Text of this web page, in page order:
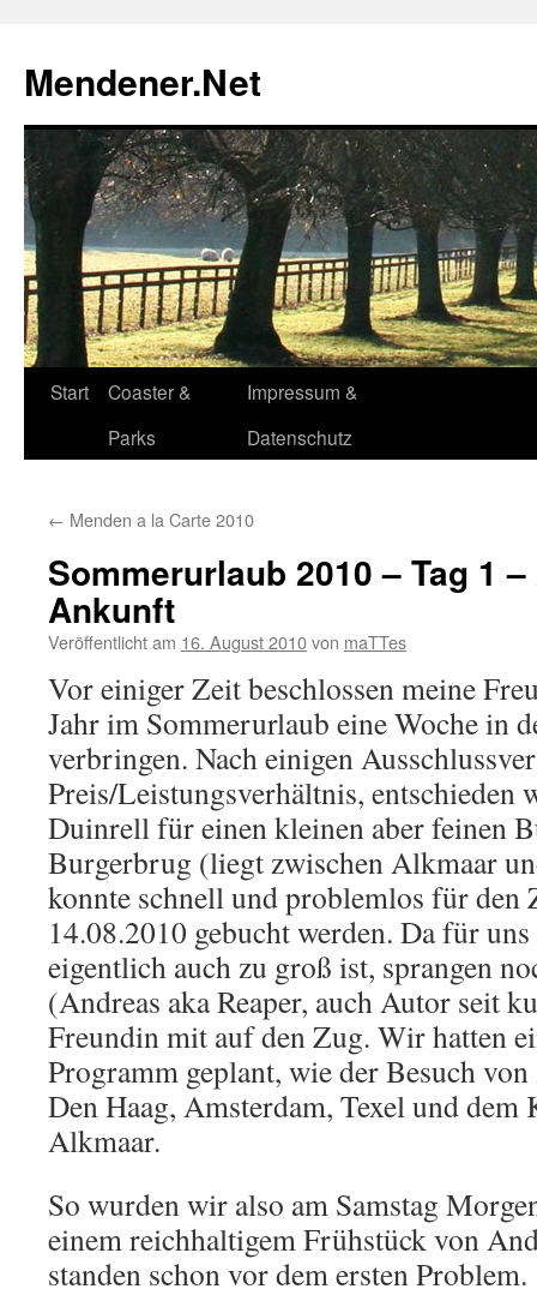
springen
Mendener.Net
Start
Coaster &
Parks
Impressum &
Datenschutz
← Menden a la Carte 2010
Sommerurlaub 2010 – Tag 1
Ankunft
Veröffentlicht am 16. August 2010von maTTes
Vor einiger Zeit beschlossen meine
Jahr im Sommerurlaub eine Woche in
verbringen. Nach einigen
Preis/Leistungsverhältnis, entschieden
Duinrell für einen kleinen aber feinen
Burgerbrug (liegt zwischen Alkmaar
konnte schnell und problemlos für den
14.08.2010 gebucht werden. Da für
eigentlich auch zu groß ist, sprangen
(Andreas aka Reaper, auch Autor seit
Freundin mit auf den Zug. Wir hatten
Programm geplant, wie der Besuch
Den Haag, Amsterdam, Texel und dem
Alkmaar.
So wurden wir also am Samstag
einem reichhaltigem Frühstück von
standen schon vor dem ersten Problem.